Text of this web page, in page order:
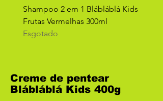
Shampoo 2 em 1 Blábláblá Kids
Frutas Vermelhas 300ml
Esgotado
Creme de pentear
Blábláblá Kids 400g